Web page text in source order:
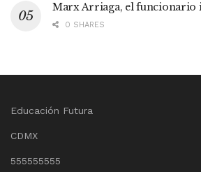
Marx Arriaga, el funcionario
0 SHARES
Educación Futura
CDMX
555555555